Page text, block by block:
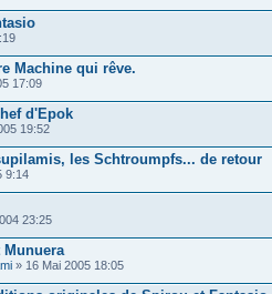
Machine qui rêve.
17:09
d'Epok
19:52
les Schtroumpfs... de retour
9:14
23:25
Munuera
» 16 Mai 2005 18:05